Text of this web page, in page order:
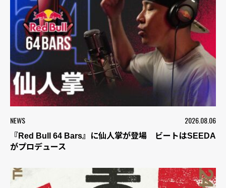
NEWS 2026.08.06
『Red Bull 64 Bars』に仙人掌が登場 ビートはSEEDA
がプロデュース